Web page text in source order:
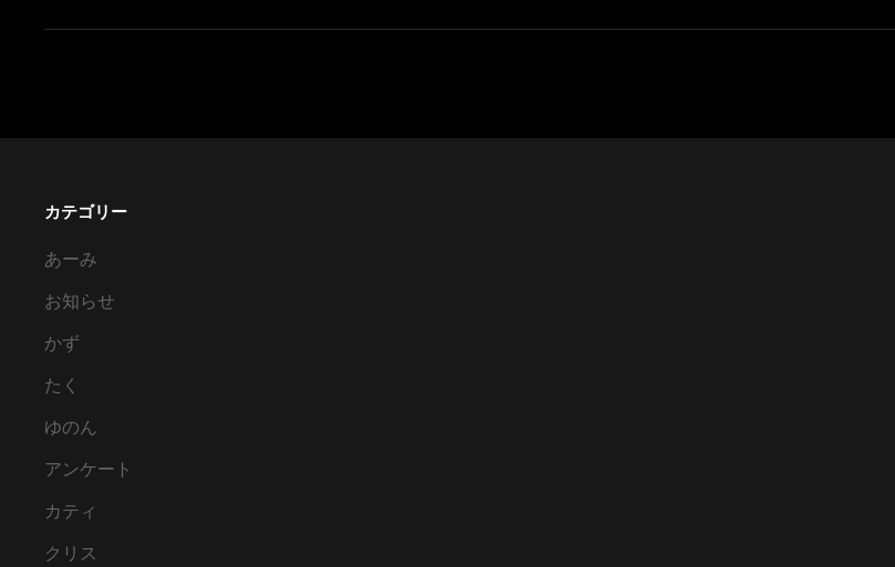
足
カテゴリー
あーみ
お知らせ
かず
たく
ゆのん
アンケート
カティ
クリス